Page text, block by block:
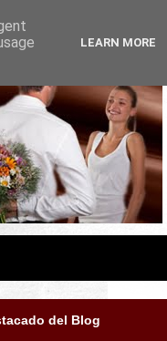
del Blog
LEARN MORE